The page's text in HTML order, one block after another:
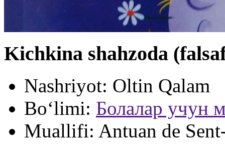
Kichkina shahzoda
Nashriyot: Oltin Qalam
Bo‘limi: Болалар учун
Muallifi: Antuan de